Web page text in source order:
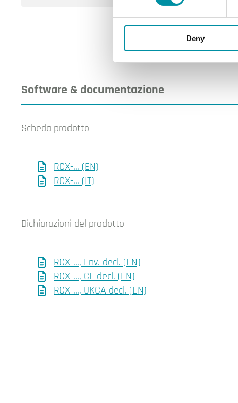
Deny
Software & documentazione
Scheda prodotto
RCX-... (EN)
RCX-... (IT)
Dichiarazioni del prodotto
RCX-..., Env. decl. (EN)
RCX-…, CE decl. (EN)
RCX-…, UKCA decl. (EN)